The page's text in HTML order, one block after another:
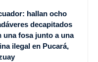
hallan ocho
decapitados
una fosa junto a una
ilegal en Pucará,